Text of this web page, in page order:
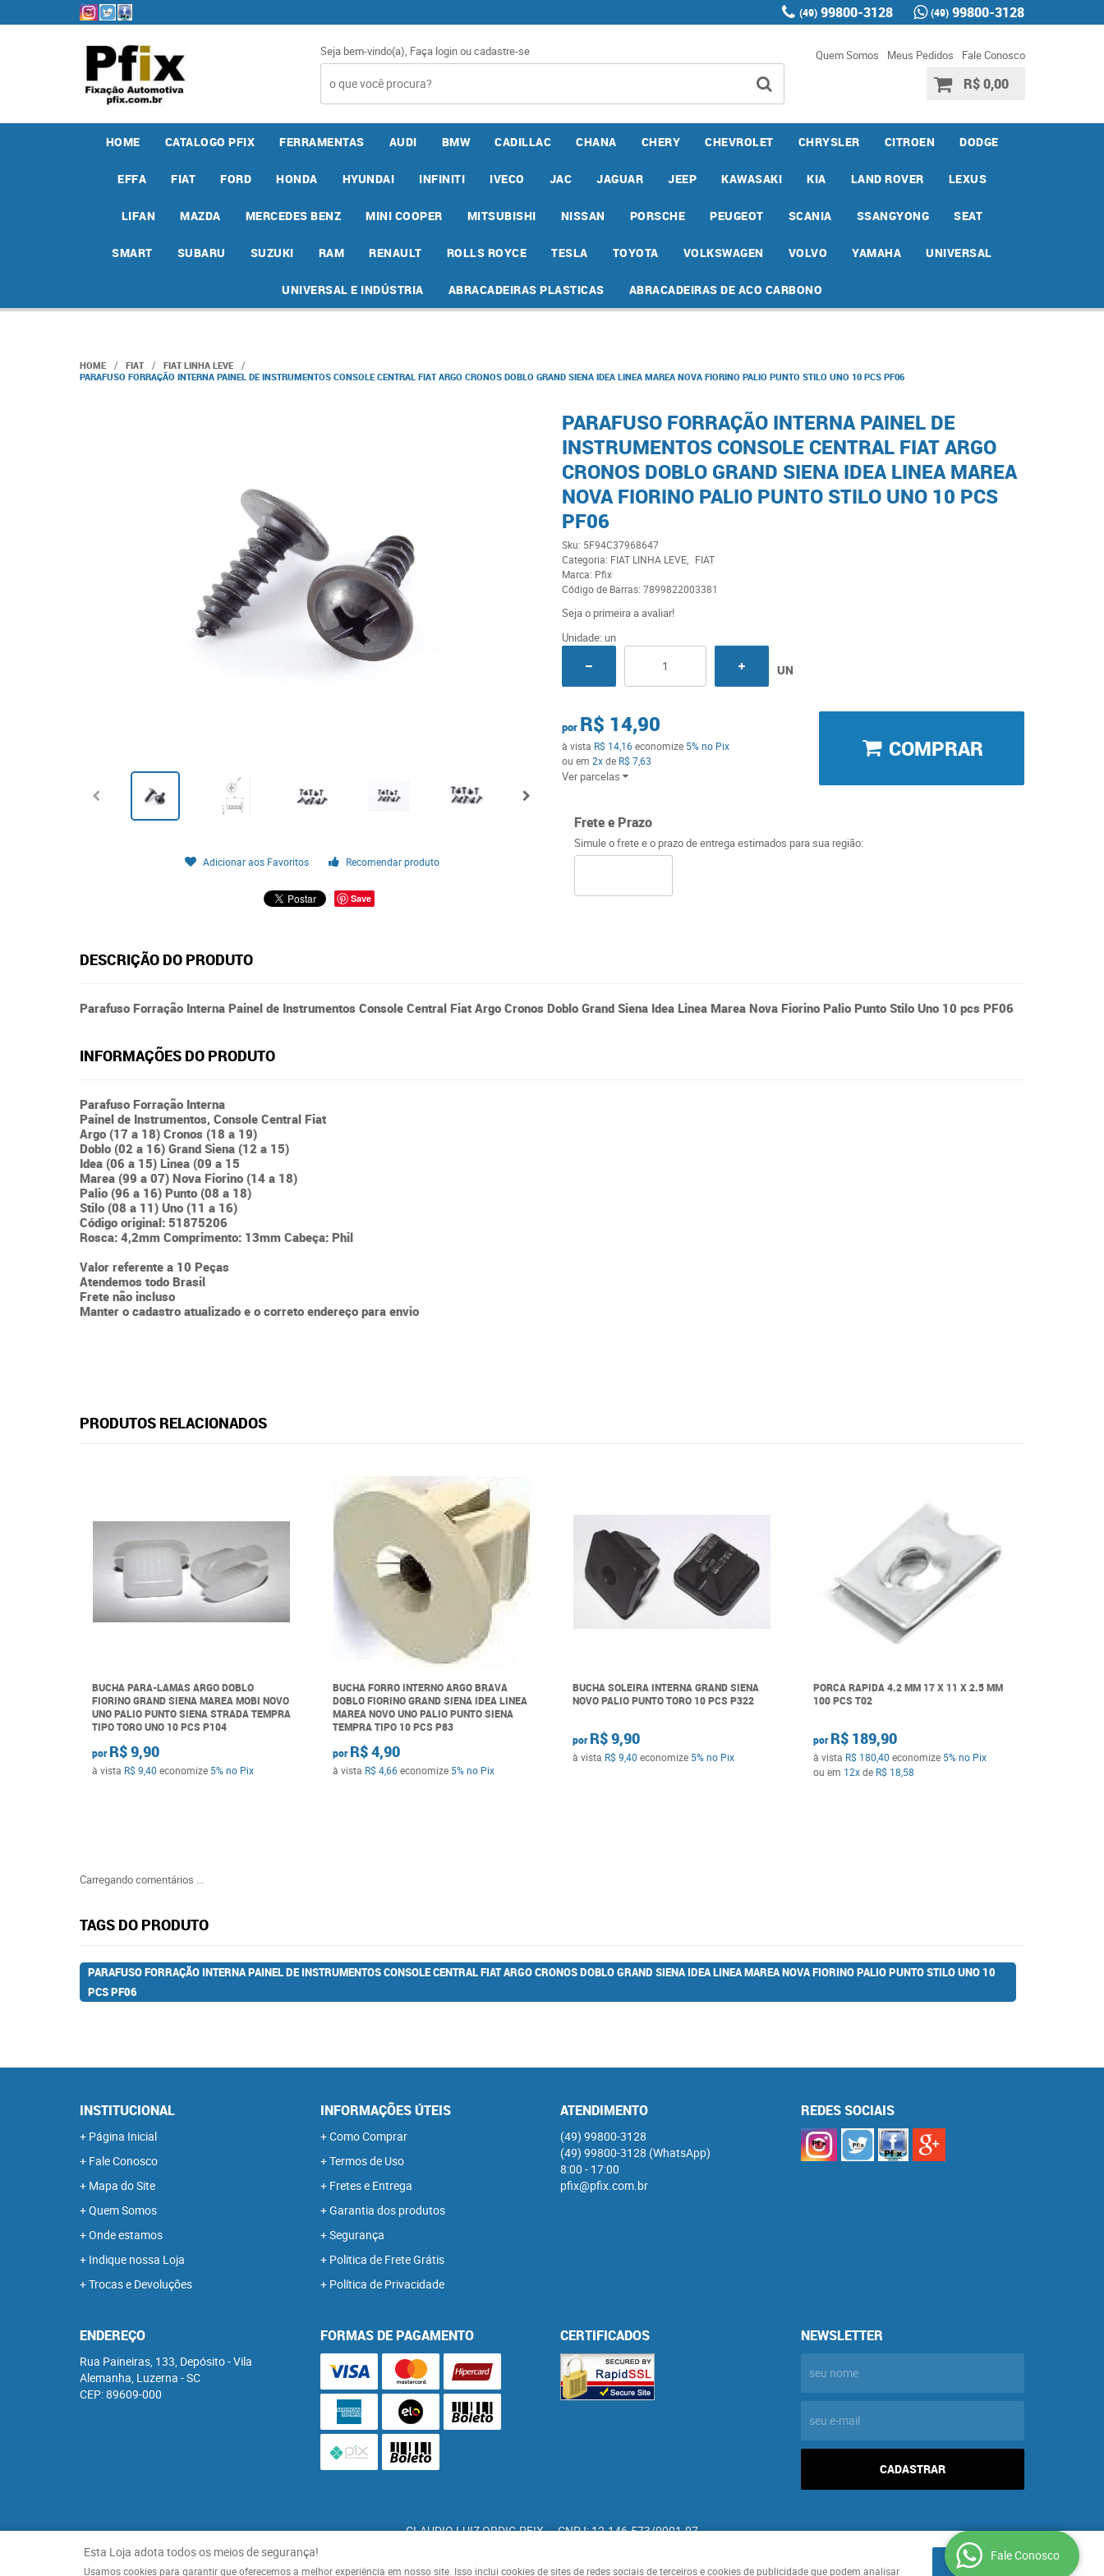
(49) 99800-3128 (49) 99800-3128
Seja bem-vindo(a), Faça loginoucadastre-se Quem Somos Meus Pedidos Fale Conosco
R$ 0,00
HOME CATALOGO PFIX FERRAMENTAS AUDI BMW CADILLAC CHANA CHERY CHEVROLET CHRYSLER CITROEN DODGE
EFFA FIAT FORD HONDA HYUNDAI INFINITI IVECO JAC JAGUAR JEEP KAWASAKI KIA LAND ROVER LEXUS
LIFAN MAZDA MERCEDES BENZ MINI COOPER MITSUBISHI NISSAN PORSCHE PEUGEOT SCANIA SSANGYONG SEAT
SMART SUBARU SUZUKI RAM RENAULT ROLLS ROYCE TESLA TOYOTA VOLKSWAGEN VOLVO YAMAHA UNIVERSAL
UNIVERSAL E INDÚSTRIA ABRACADEIRAS PLASTICAS ABRACADEIRAS DE ACO CARBONO
HOME FIAT
FIAT LINHA LEVE
PARAFUSO FORRAÇÃO INTERNA PAINEL DE INSTRUMENTOS CONSOLE CENTRAL FIAT ARGO CRONOS DOBLO GRAND SIENA IDEA LINEA MAREA NOVA FIORINO PALIO PUNTO STILO UNO 10 PCS PF06
Adicionar aos Favoritos Recomendar produto
Save
PARAFUSO FORRAÇÃO INTERNA PAINEL DE
INSTRUMENTOS CONSOLE CENTRAL FIAT ARGO
CRONOS DOBLO GRAND SIENA IDEA LINEA MAREA
NOVA FIORINO PALIO PUNTO STILO UNO 10 PCS
PF06
Sku: 5F94C37968647
Categoria: FIAT LINHA LEVE
FIAT
Marca: Pfix
Código de Barras: 7899822003381
Seja o primeira a avaliar!
Unidade: un
UN
por R$ 14,90
à vista R$ 14,16economize 5% no Pix
ou em 2xde R$ 7,63
Ver parcelas
COMPRAR
Frete e Prazo
Simule o frete e o prazo de entrega estimados para sua região:
DESCRIÇÃO DO PRODUTO
Parafuso Forração Interna Painel de Instrumentos Console Central Fiat Argo Cronos Doblo Grand Siena Idea Linea Marea Nova Fiorino Palio Punto Stilo Uno 10 pcs PF06
INFORMAÇÕES DO PRODUTO
Parafuso Forração Interna
Painel de Instrumentos, Console Central Fiat
Argo (17 a 18) Cronos (18 a 19)
Doblo (02 a 16) Grand Siena (12 a 15)
Idea (06 a 15) Linea (09 a 15
Marea (99 a 07) Nova Fiorino (14 a 18)
Palio (96 a 16) Punto (08 a 18)
Stilo (08 a 11) Uno (11 a 16)
Código original: 51875206
Rosca: 4,2mm Comprimento: 13mm Cabeça: Phil
Valor referente a 10 Peças
Atendemos todo Brasil
Frete não incluso
Manter o cadastro atualizado e o correto endereço para envio
PRODUTOS RELACIONADOS
BUCHA PARA-LAMAS ARGO DOBLO
FIORINO GRAND SIENA MAREA MOBI NOVO
UNO PALIO PUNTO SIENA STRADA TEMPRA
TIPO TORO UNO 10 PCS P104
por R$ 9,90
à vista R$ 9,40 economize 5%no Pix
BUCHA FORRO INTERNO ARGO BRAVA
DOBLO FIORINO GRAND SIENA IDEA LINEA
MAREA NOVO UNO PALIO PUNTO SIENA
TEMPRA TIPO 10 PCS P83
por R$ 4,90
à vista R$ 4,66economize 5% no Pix
BUCHA SOLEIRA INTERNA GRAND SIENA
NOVO PALIO PUNTO TORO 10 PCS P322
por R$ 9,90
à vista R$ 9,40 economize 5%no Pix
PORCA RAPIDA 4.2 MM 17 X 11 X 2.5 MM
100 PCS T02
por R$ 189,90
à vista R$ 180,40 economize 5% no Pix
ou em 12xde R$ 18,58
Carregando comentários ...
TAGS DO PRODUTO
PARAFUSO FORRAÇÃO INTERNA PAINEL DE INSTRUMENTOS CONSOLE CENTRAL FIAT ARGO CRONOS DOBLO GRAND SIENA IDEA LINEA MAREA NOVA FIORINO PALIO PUNTO STILO UNO 10
PCS PF06
INSTITUCIONAL
Página Inicial
Fale Conosco
Mapa do Site
Quem Somos
Onde estamos
Indique nossa Loja
Trocas e Devoluções
INFORMAÇÕES ÚTEIS
Como Comprar
Termos de Uso
Fretes e Entrega
Garantia dos produtos
Segurança
Politica de Frete Grátis
Política de Privacidade
ATENDIMENTO
(49) 99800-3128
(49) 99800-3128 (WhatsApp)
8:00 - 17:00
pfix@pfix.com.br
REDES SOCIAIS
ENDEREÇO
Rua Paineiras, 133, Depósito-Vila
Alemanha, Luzerna -SC
CEP: 89609-000
FORMAS DE PAGAMENTO CERTIFICADOS NEWSLETTER
CADASTRAR
CLAUDIO LUIZ ORDIG PFIX CNPJ: 12.146.573/0001-07
Esta Loja adota todos os meios de segurança!
Usamos cookies para garantir que oferecemos a melhor experiência em nosso site. Isso inclui cookies de sites de redes sociais de terceiros e cookies de publicidade que podem analisar ENTENDI
Fale Conosco